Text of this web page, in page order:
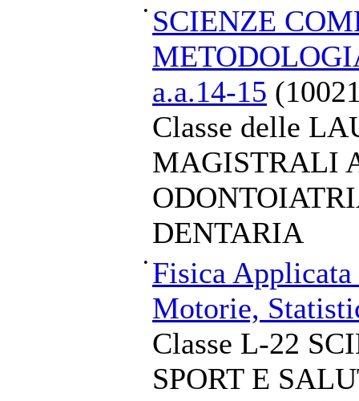
• SCIENZE
a.a.14-15
Classe delle
MAGISTRALI
DENTARIA
• Fisica
Motorie,
Classe L-22
SPORT E